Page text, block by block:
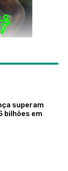
superam
bilhões em